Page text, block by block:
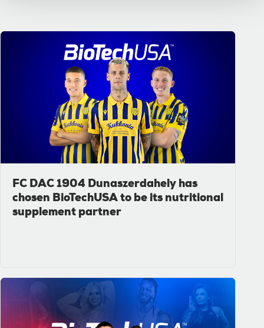
FC DAC 1904 Dunaszerdahely has
chosen BioTechUSA to be its nutritional
supplement partner